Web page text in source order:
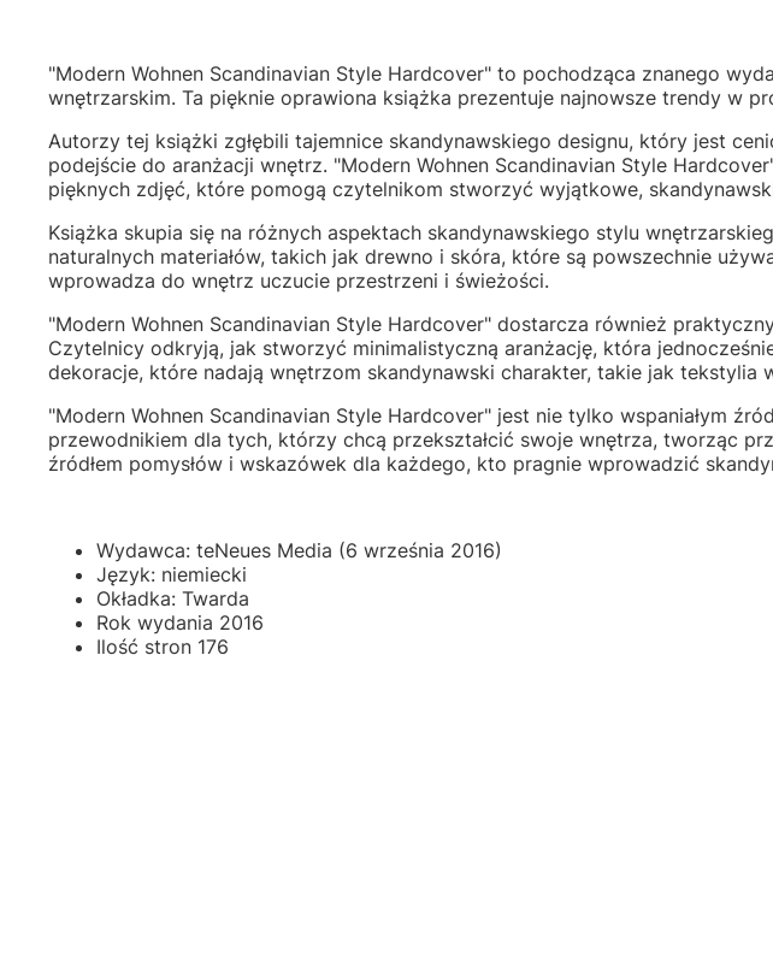
"Modern Wohnen Scandinavian Style Hardcover" to pochodząca znanego
wnętrzarskim. Ta pięknie oprawiona książka prezentuje najnowsze trendy w
Autorzy tej książki zgłębili tajemnice skandynawskiego designu, który jest
podejście do aranżacji wnętrz. "Modern Wohnen Scandinavian Style
pięknych zdjęć, które pomogą czytelnikom stworzyć wyjątkowe,
Książka skupia się na różnych aspektach skandynawskiego stylu
naturalnych materiałów, takich jak drewno i skóra, które są powszechnie
wprowadza do wnętrz uczucie przestrzeni i świeżości.
"Modern Wohnen Scandinavian Style Hardcover" dostarcza również
Czytelnicy odkryją, jak stworzyć minimalistyczną aranżację, która
dekoracje, które nadają wnętrzom skandynawski charakter, takie jak
"Modern Wohnen Scandinavian Style Hardcover" jest nie tylko wspaniałym
przewodnikiem dla tych, którzy chcą przekształcić swoje wnętrza, tworząc
źródłem pomysłów i wskazówek dla każdego, kto pragnie wprowadzić
Wydawca: teNeues Media (6 września 2016)
Język: niemiecki
Okładka: Twarda
Rok wydania 2016
Ilość stron 176